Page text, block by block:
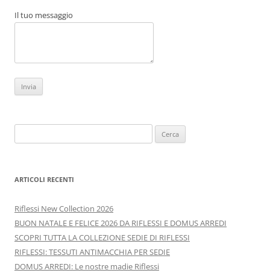
Il tuo messaggio
per:
ARTICOLI RECENTI
Riflessi New Collection 2026
BUON NATALE E FELICE 2026 DA RIFLESSI E DOMUS ARREDI
SCOPRI TUTTA LA COLLEZIONE SEDIE DI RIFLESSI
RIFLESSI: TESSUTI ANTIMACCHIA PER SEDIE
DOMUS ARREDI: Le nostre madie Riflessi